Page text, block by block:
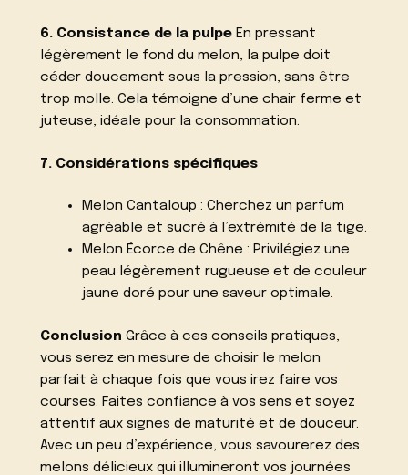
6. Consistance de la pulpe En pressant
légèrement le fond du melon, la pulpe doit
céder doucement sous la pression, sans être
trop molle. Cela témoigne d’une chair ferme et
juteuse, idéale pour la consommation.
7. Considérations spécifiques
Melon Cantaloup : Cherchez un parfum
agréable et sucré à l’extrémité de la tige.
Melon Écorce de Chêne : Privilégiez une
peau légèrement rugueuse et de couleur
jaune doré pour une saveur optimale.
Conclusion Grâce à ces conseils pratiques,
vous serez en mesure de choisir le melon
parfait à chaque fois que vous irez faire vos
courses. Faites confiance à vos sens et soyez
attentif aux signes de maturité et de douceur.
Avec un peu d’expérience, vous savourerez des
melons délicieux qui illumineront vos journées